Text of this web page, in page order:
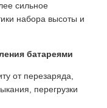
сильное
набора высоты и
батареями
от перезаряда,
перегрузки